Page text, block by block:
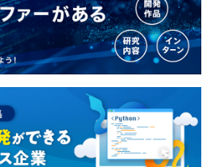
験(プログラミング)等により、
~50,000円
動、年2回支給）
コースと変わらず、各所日数が変
に高いメンバーと切磋琢磨した
長したい」という方におすすめ